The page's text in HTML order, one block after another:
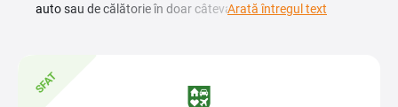
auto sau de călătorie în doar câteva click-uri. Cu un cod
pentru mașina ta sau pentru următoarea călătorie. Un
cupon TZO sau o promoție activă te ajută să economisești
Arată întregul text
SFAT